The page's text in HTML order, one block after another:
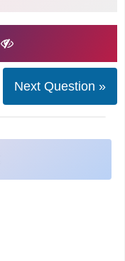
Next Question »